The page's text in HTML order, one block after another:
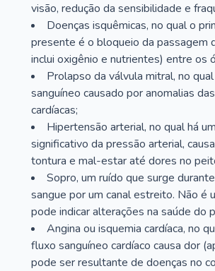
visão, redução da sensibilidade e
Doenças isquêmicas, no qual o
presente é o bloqueio da passagem
inclui oxigênio e nutrientes) entre os
Prolapso da válvula mitral, no
sanguíneo causado por anomalias
cardíacas;
Hipertensão arterial, no qual há
significativo da pressão arterial,
tontura e mal-estar até dores no
Sopro, um ruído que surge
sangue por um canal estreito. Não é
pode indicar alterações na saúde do
Angina ou isquemia cardíaca, no
fluxo sanguíneo cardíaco causa dor
pode ser resultante de doenças no